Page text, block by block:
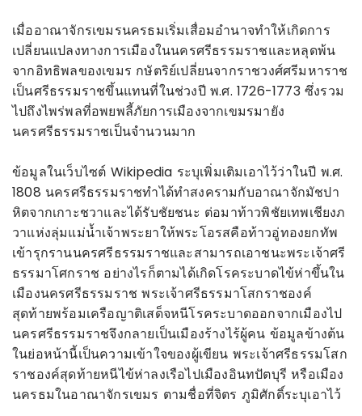
เมื่ออาณาจักรเขมรนครธมเริ่มเสื่อมอำนาจทำให้เกิดการ
เปลี่ยนแปลงทางการเมืองในนครศรีธรรมราชและหลุดพ้น
จากอิทธิพลของเขมร กษัตริย์เปลี่ยนจากราชวงศ์ศรีมหาราช
เป็นศรีธรรมราชขึ้นแทนที่ในช่วงปี พ.ศ. 1726-1773 ซึ่งรวม
ไปถึงไพร่พลที่อพยพลี้ภัยการเมืองจากเขมรมายัง
นครศรีธรรมราชเป็นจำนวนมาก
ข้อมูลในเว็บไซต์ Wikipedia ระบุเพิ่มเติมเอาไว้ว่าในปี พ.ศ.
1808 นครศรีธรรมราชทำได้ทำสงครามกับอาณาจักมัชปา
หิตจากเกาะชวาและได้รับชัยชนะ ต่อมาท้าวพิชัยเทพเชียงภ
วาแห่งลุ่มแม่น้ำเจ้าพระยาให้พระโอรสคือท้าวอู่ทองยกทัพ
เข้ารุกรานนครศรีธรรมราชและสามารถเอาชนะพระเจ้าศรี
ธรรมาโศกราช อย่างไรก็ตามได้เกิดโรคระบาดไข้ห่าขึ้นใน
เมืองนครศรีธรรมราช พระเจ้าศรีธรรมาโสกราชองค์
สุดท้ายพร้อมเครือญาติเสด็จหนีโรคระบาดออกจากเมืองไป
นครศรีธรรมราชจึงกลายเป็นเมืองร้างไร้ผู้คน ข้อมูลข้างต้น
ในย่อหน้านี้เป็นความเข้าใจของผู้เขียน พระเจ้าศรีธรรมโสก
ราชองค์สุดท้ายหนีไข้ห่าลงเรือไปเมืองอินทปัตบุรี หรือเมือง
นครธมในอาณาจักรเขมร ตามชื่อที่จิตร ภูมิศักดิ์ระบุเอาไว้